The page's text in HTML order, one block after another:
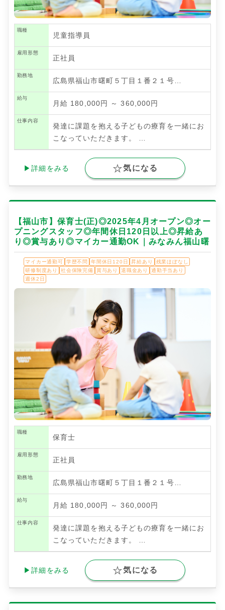
職種
児童指導員
雇用形態
正社員
勤務地
広島県福山市曙町５丁目１番２１号…
給与
月給 180,000円 ～ 360,000円
仕事内容
発達に課題を抱える子どもの療育を一緒にお
こなっていただきます。
▶詳細をみる 気になる
【福山市】保育士(正)◎2025年4月オープン◎オー
プニングスタッフ◎年間休日120日以上◎昇給あ
り◎賞与あり◎マイカー通勤OK｜みなみん福山曙
マイカー通勤可 学歴不問 年間休日120日 昇給あり
残業ほぼなし
研修制度あり
社会保険完備 賞与あり 退職金あり
通勤手当あり
週休2日
職種
保育士
雇用形態
正社員
勤務地
広島県福山市曙町５丁目１番２１号…
給与
月給 180,000円 ～ 360,000円
仕事内容
発達に課題を抱える子どもの療育を一緒にお
こなっていただきます。
▶詳細をみる 気になる